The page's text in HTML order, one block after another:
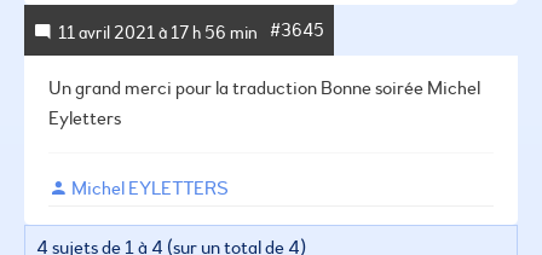
11 avril 2021 à 17 h 56 min #3645
Michel EYLETTERS
Un grand merci pour la traduction Bonne soirée Michel
Eyletters
4 sujets de 1 à 4 (sur un total de 4)